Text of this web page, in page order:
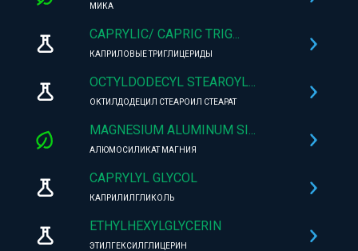
МИКА
CAPRYLIC/ CAPRIC TRIG...
КАПРИЛОВЫЕ ТРИГЛИЦЕРИДЫ
OCTYLDODECYL STEAROYL...
ОКТИЛДОДЕЦИЛ СТЕАРОИЛ СТЕАРАТ
MAGNESIUM ALUMINUM SI...
АЛЮМОСИЛИКАТ МАГНИЯ
CAPRYLYL GLYCOL
КАПРИЛИЛГЛИКОЛЬ
ETHYLHEXYLGLYCERIN
ЭТИЛГЕКСИЛГЛИЦЕРИН